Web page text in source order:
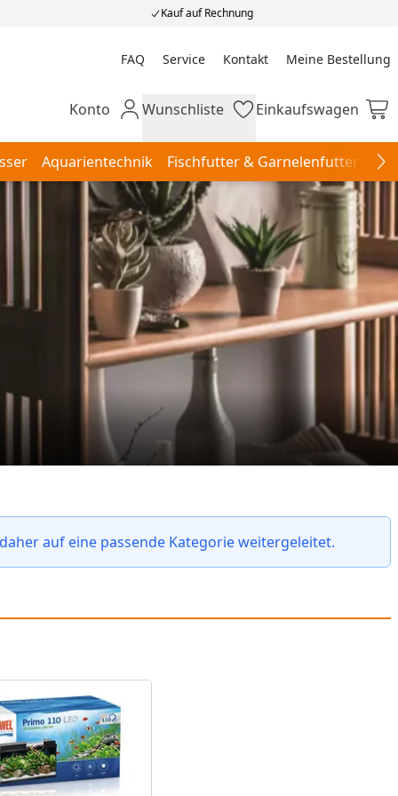
Kauf auf Rechnung
FAQ Service Kontakt Meine Bestellung
Meine Bestellung
Mein Konto
Konto Wunschliste
Wunschliste Einkaufswagen
Einkaufswagen
Aquarientechnik Fischfutter & Garnelenfutter
auf eine passende Kategorie weitergeleitet.